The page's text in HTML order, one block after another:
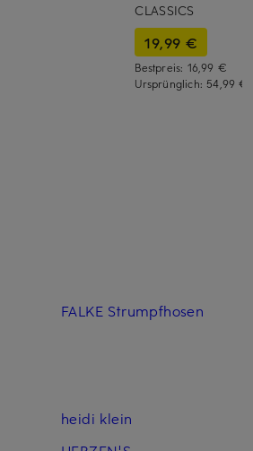
CLASSICS
19,99 €
Bestpreis: 16,99 €
Ursprünglich: 54,99 €
FALKE Strumpfhosen
heidi klein